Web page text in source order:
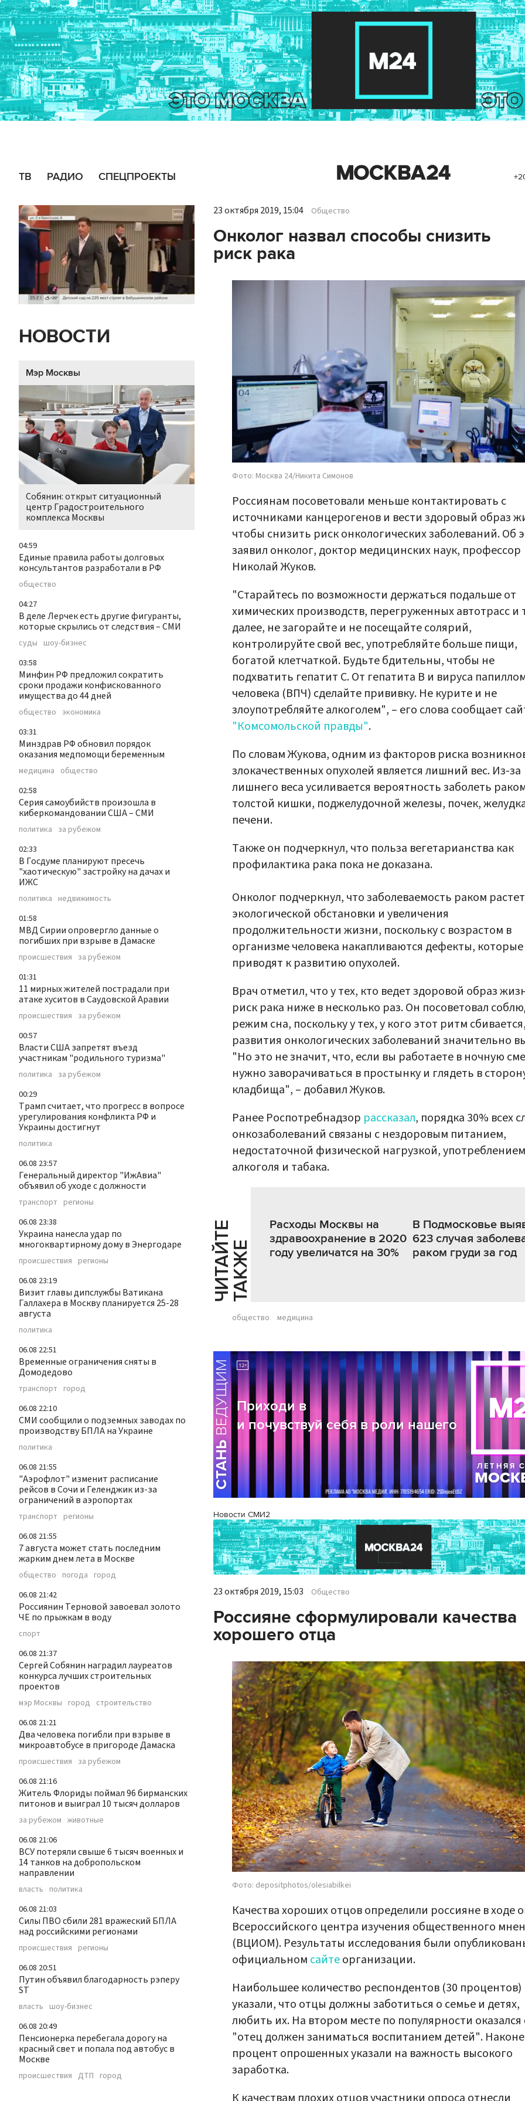
ТВ РАДИО СПЕЦПРОЕКТЫ
НОВОСТИ
Мэр Москвы
Собянин: открыт ситуационный
центр Градостроительного
комплекса Москвы
04:59
Единые правила работы долговых
консультантов разработали в РФ
общество
04:27
В деле Лерчек есть другие фигуранты,
которые скрылись от следствия – СМИ
суды шоу-бизнес
03:58
Минфин РФ предложил сократить
сроки продажи конфискованного
имущества до 44 дней
общество экономика
03:31
Минздрав РФ обновил порядок
оказания медпомощи беременным
медицина общество
02:58
Серия самоубийств произошла в
киберкомандовании США – СМИ
политика за рубежом
02:33
В Госдуме планируют пресечь
"хаотическую" застройку на дачах и
ИЖС
политика недвижимость
01:58
МВД Сирии опровергло данные о
погибших при взрыве в Дамаске
происшествия за рубежом
01:31
11 мирных жителей пострадали при
атаке хуситов в Саудовской Аравии
происшествия за рубежом
00:57
Власти США запретят въезд
участникам "родильного туризма"
политика за рубежом
00:29
Трамп считает, что прогресс в вопросе
урегулирования конфликта РФ и
Украины достигнут
политика
06.08 23:57
Генеральный директор "ИжАвиа"
объявил об уходе с должности
транспорт регионы
06.08 23:38
Украина нанесла удар по
многоквартирному дому в Энергодаре
происшествия регионы
06.08 23:19
Визит главы дипслужбы Ватикана
Галлахера в Москву планируется 25-28
августа
политика
06.08 22:51
Временные ограничения сняты в
Домодедово
транспорт город
06.08 22:10
СМИ сообщили о подземных заводах по
производству БПЛА на Украине
политика
06.08 21:55
"Аэрофлот" изменит расписание
рейсов в Сочи и Геленджик из-за
ограничений в аэропортах
транспорт регионы
06.08 21:55
7 августа может стать последним
жарким днем лета в Москве
общество погода город
06.08 21:42
Россиянин Терновой завоевал золото
ЧЕ по прыжкам в воду
спорт
06.08 21:37
Сергей Собянин наградил лауреатов
конкурса лучших строительных
проектов
мэр Москвы город строительство
06.08 21:21
Два человека погибли при взрыве в
микроавтобусе в пригороде Дамаска
происшествия за рубежом
06.08 21:16
Житель Флориды поймал 96 бирманских
питонов и выиграл 10 тысяч долларов
за рубежом животные
06.08 21:06
ВСУ потеряли свыше 6 тысяч военных и
14 танков на добропольском
направлении
власть политика
06.08 21:03
Силы ПВО сбили 281 вражеский БПЛА
над российскими регионами
происшествия регионы
06.08 20:51
Путин объявил благодарность рэперу
ST
власть шоу-бизнес
06.08 20:49
Пенсионерка перебегала дорогу на
красный свет и попала под автобус в
Москве
происшествия ДТП город
23 октября 2019, 15:04 Общество
Онколог назвал способы снизить
риск рака
Фото: Москва 24/Никита Симонов
Россиянам посоветовали меньше контактировать с
источниками канцерогенов и вести здоровый образ
чтобы снизить риск онкологических заболеваний. Об
заявил онколог, доктор медицинских наук, профессор
Николай Жуков.
"Старайтесь по возможности держаться подальше от
химических производств, перегруженных автотрасс и
далее, не загорайте и не посещайте солярий,
контролируйте свой вес, употребляйте больше пищи,
богатой клетчаткой. Будьте бдительны, чтобы не
подхватить гепатит С. От гепатита В и вируса
человека (ВПЧ) сделайте прививку. Не курите и не
злоупотребляйте алкоголем", – его слова сообщает
"Комсомольской правды".
По словам Жукова, одним из факторов риска
злокачественных опухолей является лишний вес. Из-за
лишнего веса усиливается вероятность заболеть
толстой кишки, поджелудочной железы, почек,
печени.
Также он подчеркнул, что польза вегетарианства как
профилактика рака пока не доказана.
Онколог подчеркнул, что заболеваемость раком
экологической обстановки и увеличения
продолжительности жизни, поскольку с возрастом в
организме человека накапливаются дефекты, которые
приводят к развитию опухолей.
Врач отметил, что у тех, кто ведет здоровой образ
риск рака ниже в несколько раз. Он посоветовал
режим сна, поскольку у тех, у кого этот ритм
развития онкологических заболеваний значительно
"Но это не значит, что, если вы работаете в ночную
нужно заворачиваться в простынку и глядеть в
кладбища", – добавил Жуков.
Ранее Роспотребнадзор рассказал, порядка 30% всех
онкозаболеваний связаны с нездоровым питанием,
недостаточной физической нагрузкой, употреблением
алкоголя и табака.
Ч
И
Т
АЙ
Т
Е
Т
А
К
ЖЕ
Расходы Москвы на
здравоохранение в 2020
году увеличатся на 30%
В Подмосковье
623 случая
раком груди за год
общество медицина
Новости СМИ2
23 октября 2019, 15:03 Общество
Россияне сформулировали качества
хорошего отца
Фото: depositphotos/olesiabilkei
Качества хороших отцов определили россияне в ходе
Всероссийского центра изучения общественного
(ВЦИОМ). Результаты исследования были
официальном сайтеорганизации.
Наибольшее количество респондентов (30 процентов)
указали, что отцы должны заботиться о семье и детях,
любить их. На втором месте по популярности оказался
"отец должен заниматься воспитанием детей".
процент опрошенных указали на важность высокого
заработка.